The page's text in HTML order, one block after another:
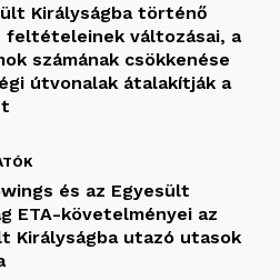
Királyságba történő
feltételeinek változásai, a
számának csökkenése
útvonalak átalakítják a
és az Egyesült
ETA-követelményei az
Királyságba utazó utasok